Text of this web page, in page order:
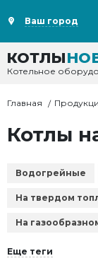
Ваш город
КОТЛЫ
Котельное
Главная
Котлы
Водогрейные
На твердом
На
Еще теги